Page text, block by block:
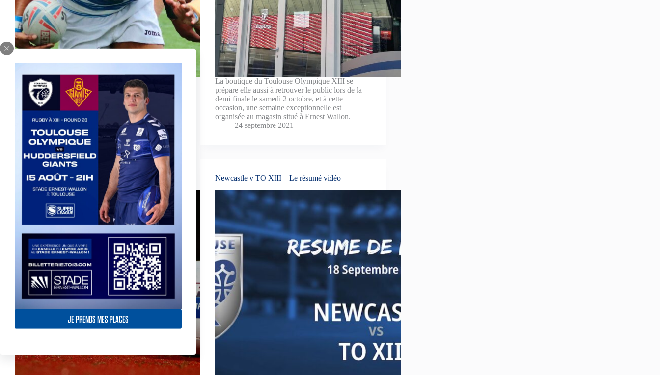
JE PRENDS MES PLACES
Petit récapitulatif des forces en présence avant la
demi-finale du Toulouse Olympique contre Batley
ce samedi 2 octobre au stade Ernest-Wallon. Coup
d'envoi à 16h15.
27 septembre 2021
La boutique du Toulouse Olympique XIII se
prépare elle aussi à retrouver le public lors de la
demi-finale le samedi 2 octobre, et à cette
occasion, une semaine exceptionnelle est
organisée au magasin situé à Ernest Wallon.
24 septembre 2021
Championship, et maintenant ? Newcastle v TO XIII – Le résumé vidéo